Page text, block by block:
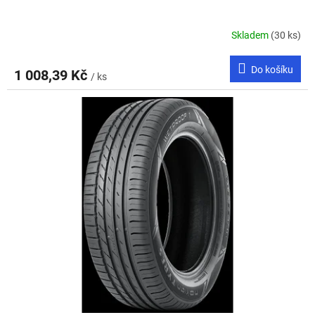
Skladem (30 ks)
1 008,39 Kč / ks
Do košíku